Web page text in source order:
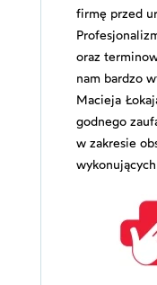
firmę przed
oraz
nam bardzo
Macieja
godnego
w zakresie